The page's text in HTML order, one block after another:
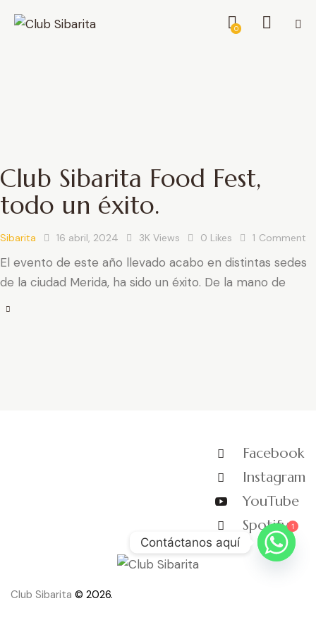
0
Club Sibarita Food Fest,
todo un éxito.
Sibarita 16 abril, 2024 3K Views 0 Likes 1 Comment
El evento de este año llevado acabo en distintas sedes
de la ciudad Merida, ha sido un éxito. De la mano de
Club Sibarita © 2026.
Facebook
Instagram
YouTube
Spotify 1
Contáctanos aquí